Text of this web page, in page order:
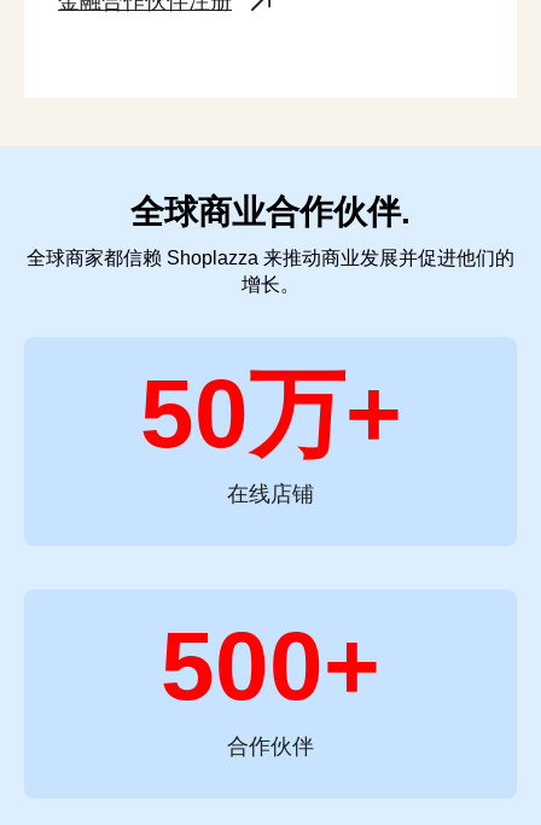
全球商业合作伙伴.
全球商家都信赖 Shoplazza 来推动商业发展并促进他们的
增长。
50万+
在线店铺
500+
合作伙伴